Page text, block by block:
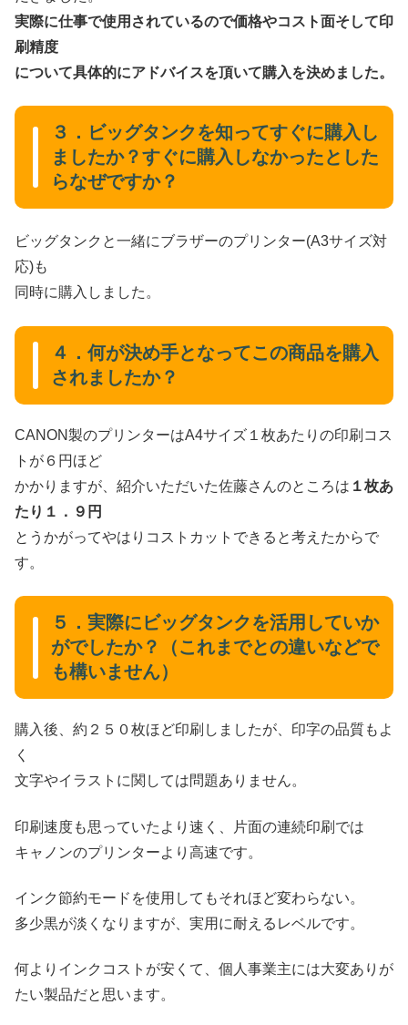
実際に仕事で使用されているので価格やコスト面そして印
刷精度
について具体的にアドバイスを頂いて購入を決めました。
３．ビッグタンクを知ってすぐに購入し
ましたか？すぐに購入しなかったとした
らなぜですか？
ビッグタンクと一緒にブラザーのプリンター(A3サイズ対
応)も
同時に購入しました。
４．何が決め手となってこの商品を購入
されましたか？
CANON製のプリンターはA4サイズ１枚あたりの印刷コス
トが６円ほど
かかりますが、紹介いただいた佐藤さんのところは １枚あ
たり１．９円
とうかがってやはりコストカットできると考えたからで
す。
５．実際にビッグタンクを活用していか
がでしたか？（これまでとの違いなどで
も構いません）
購入後、約２５０枚ほど印刷しましたが、印字の品質もよ
く
文字やイラストに関しては問題ありません。
印刷速度も思っていたより速く、片面の連続印刷では
キャノンのプリンターより高速です。
インク節約モードを使用してもそれほど変わらない。
多少黒が淡くなりますが、実用に耐えるレベルです。
何よりインクコストが安くて、個人事業主には大変ありが
たい製品だと思います。